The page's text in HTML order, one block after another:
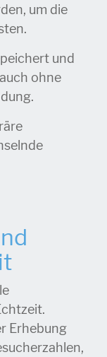
um die
und
ohne
Erhebung